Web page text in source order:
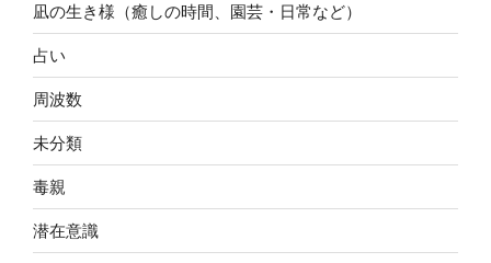
凪の生き様（癒しの時間、園芸・日常など）
占い
周波数
未分類
毒親
潜在意識